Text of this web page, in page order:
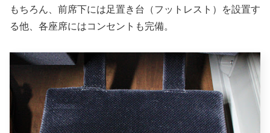
もちろん、前席下には足置き台（フットレスト）を設置す
る他、各座席にはコンセントも完備。